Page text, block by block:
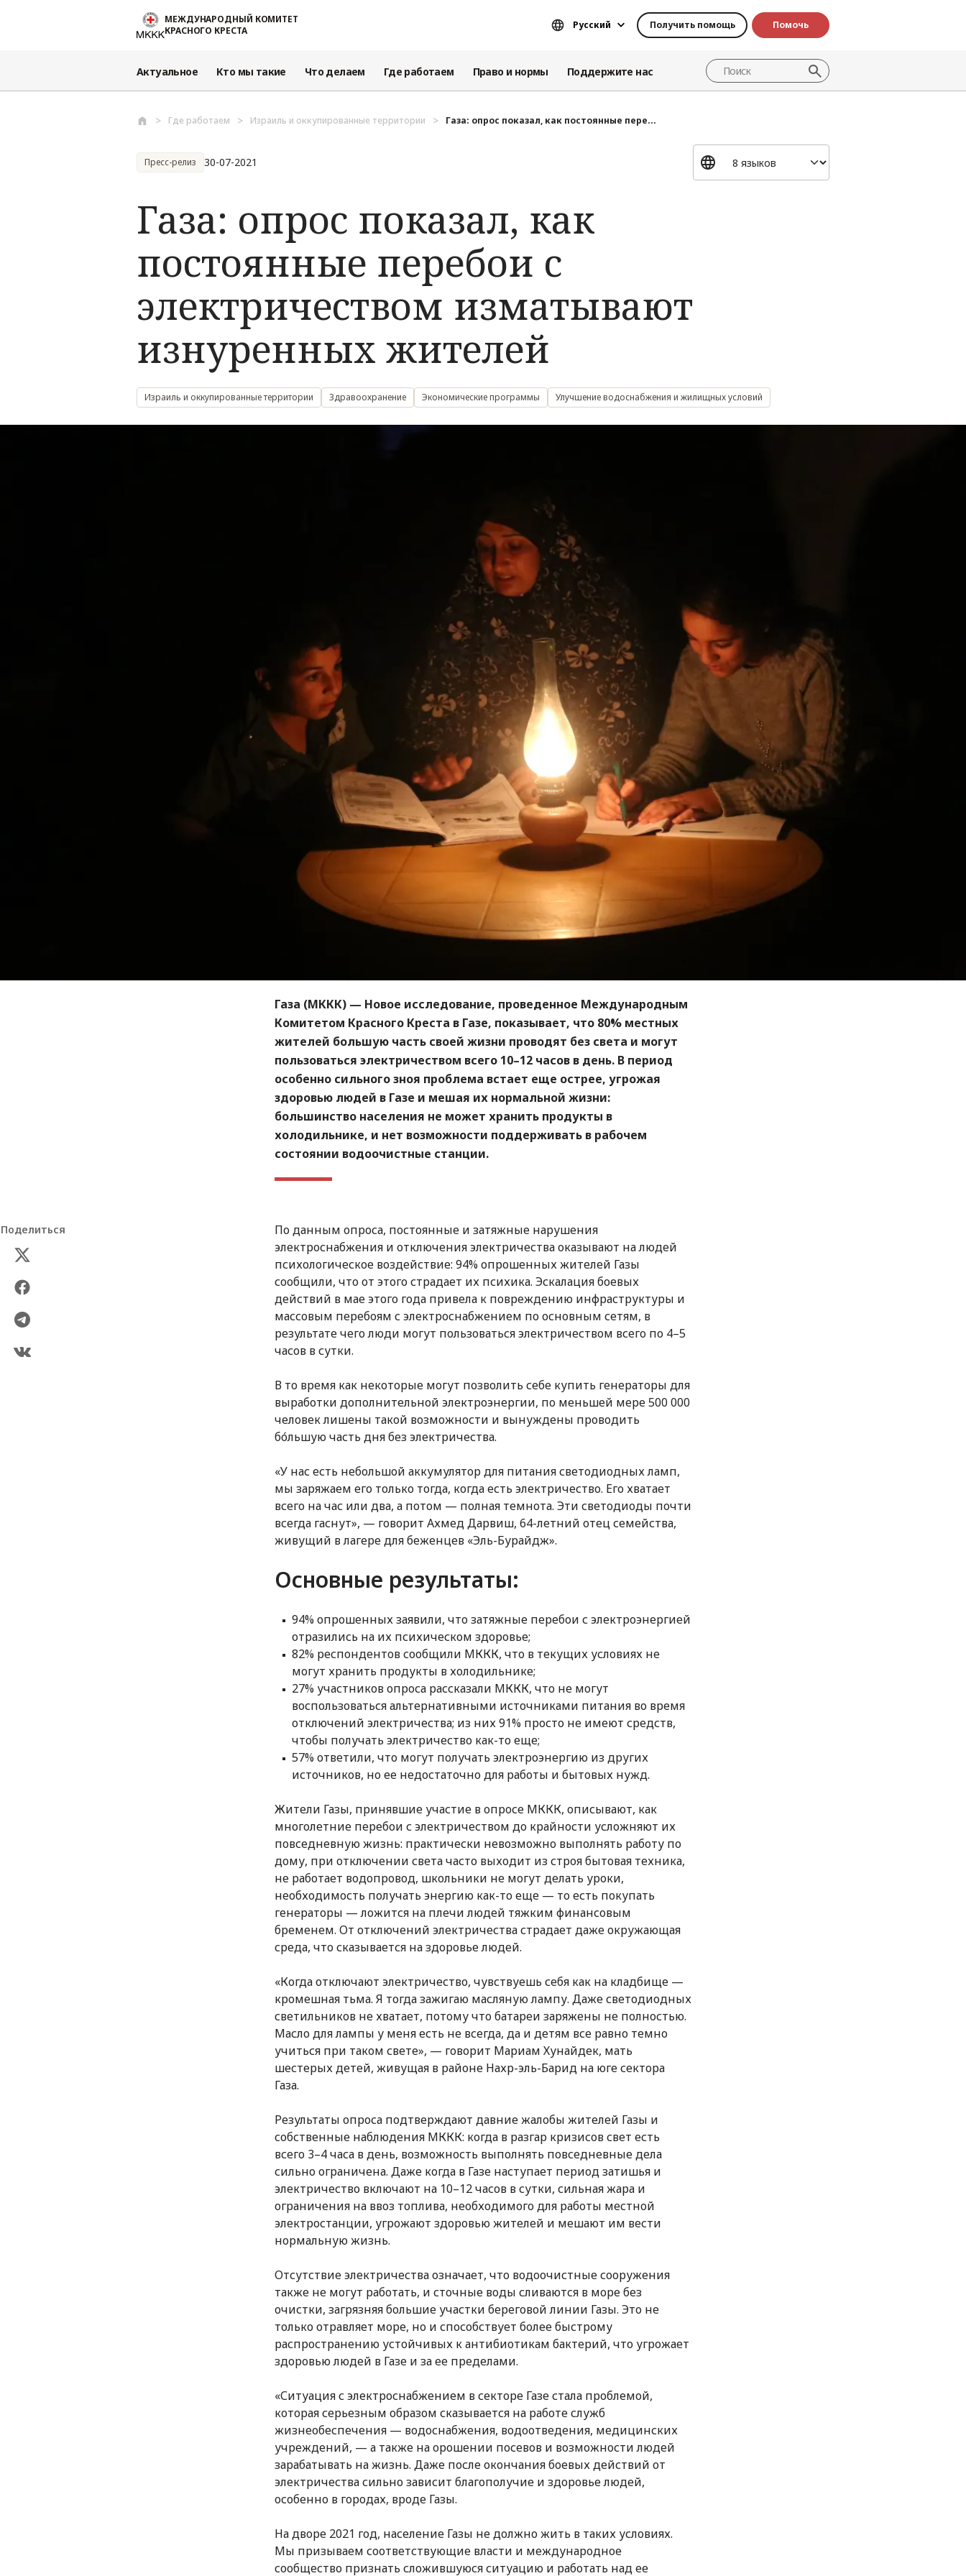
Перейти к основному содержаниюМЕЖДУНАРОДНЫЙ КОМИТЕТ
КРАСНОГО КРЕСТА
Русский Получить помощь Помочь
Актуальное Кто мы такие Что делаем Где работаем Право и нормы Поддержите нас
Где работаем Израиль и оккупированные территории Газа: опрос показал, как постоянные пере...
Пресс-релиз 30-07-2021
Газа: опрос показал, как
постоянные перебои с
электричеством изматывают
изнуренных жителей
Израиль и оккупированные территории Здравоохранение Экономические программы Улучшение водоснабжения и жилищных условий
Газа (МККК) — Новое исследование, проведенное Международным
Комитетом Красного Креста в Газе, показывает, что 80% местных
жителей большую часть своей жизни проводят без света и могут
пользоваться электричеством всего 10–12 часов в день. В период
особенно сильного зноя проблема встает еще острее, угрожая
здоровью людей в Газе и мешая их нормальной жизни:
большинство населения не может хранить продукты в
холодильнике, и нет возможности поддерживать в рабочем
состоянии водоочистные станции.
Поделиться
По данным опроса, постоянные и затяжные нарушения
электроснабжения и отключения электричества оказывают на людей
психологическое воздействие: 94% опрошенных жителей Газы
сообщили, что от этого страдает их психика. Эскалация боевых
действий в мае этого года привела к повреждению инфраструктуры и
массовым перебоям с электроснабжением по основным сетям, в
результате чего люди могут пользоваться электричеством всего по 4–5
часов в сутки.
В то время как некоторые могут позволить себе купить генераторы для
выработки дополнительной электроэнергии, по меньшей мере 500 000
человек лишены такой возможности и вынуждены проводить
бо́льшую часть дня без электричества.
«У нас есть небольшой аккумулятор для питания светодиодных ламп,
мы заряжаем его только тогда, когда есть электричество. Его хватает
всего на час или два, а потом — полная темнота. Эти светодиоды почти
всегда гаснут», — говорит Ахмед Дарвиш, 64-летний отец семейства,
живущий в лагере для беженцев «Эль-Бурайдж».
Основные результаты:
94% опрошенных заявили, что затяжные перебои с электроэнергией
отразились на их психическом здоровье;
82% респондентов сообщили МККК, что в текущих условиях не
могут хранить продукты в холодильнике;
27% участников опроса рассказали МККК, что не могут
воспользоваться альтернативными источниками питания во время
отключений электричества; из них 91% просто не имеют средств,
чтобы получать электричество как-то еще;
57% ответили, что могут получать электроэнергию из других
источников, но ее недостаточно для работы и бытовых нужд.
Жители Газы, принявшие участие в опросе МККК, описывают, как
многолетние перебои с электричеством до крайности усложняют их
повседневную жизнь: практически невозможно выполнять работу по
дому, при отключении света часто выходит из строя бытовая техника,
не работает водопровод, школьники не могут делать уроки,
необходимость получать энергию как-то еще — то есть покупать
генераторы — ложится на плечи людей тяжким финансовым
бременем. От отключений электричества страдает даже окружающая
среда, что сказывается на здоровье людей.
«Когда отключают электричество, чувствуешь себя как на кладбище —
кромешная тьма. Я тогда зажигаю масляную лампу. Даже светодиодных
светильников не хватает, потому что батареи заряжены не полностью.
Масло для лампы у меня есть не всегда, да и детям все равно темно
учиться при таком свете», — говорит Мариам Хунайдек, мать
шестерых детей, живущая в районе Нахр-эль-Барид на юге сектора
Газа.
Результаты опроса подтверждают давние жалобы жителей Газы и
собственные наблюдения МККК: когда в разгар кризисов свет есть
всего 3–4 часа в день, возможность выполнять повседневные дела
сильно ограничена. Даже когда в Газе наступает период затишья и
электричество включают на 10–12 часов в сутки, сильная жара и
ограничения на ввоз топлива, необходимого для работы местной
электростанции, угрожают здоровью жителей и мешают им вести
нормальную жизнь.
Отсутствие электричества означает, что водоочистные сооружения
также не могут работать, и сточные воды сливаются в море без
очистки, загрязняя большие участки береговой линии Газы. Это не
только отравляет море, но и способствует более быстрому
распространению устойчивых к антибиотикам бактерий, что угрожает
здоровью людей в Газе и за ее пределами.
«Ситуация с электроснабжением в секторе Газе стала проблемой,
которая серьезным образом сказывается на работе служб
жизнеобеспечения — водоснабжения, водоотведения, медицинских
учреждений, — а также на орошении посевов и возможности людей
зарабатывать на жизнь. Даже после окончания боевых действий от
электричества сильно зависит благополучие и здоровье людей,
особенно в городах, вроде Газы.
На дворе 2021 год, население Газы не должно жить в таких условиях.
Мы призываем соответствующие власти и международное
сообщество признать сложившуюся ситуацию и работать над ее